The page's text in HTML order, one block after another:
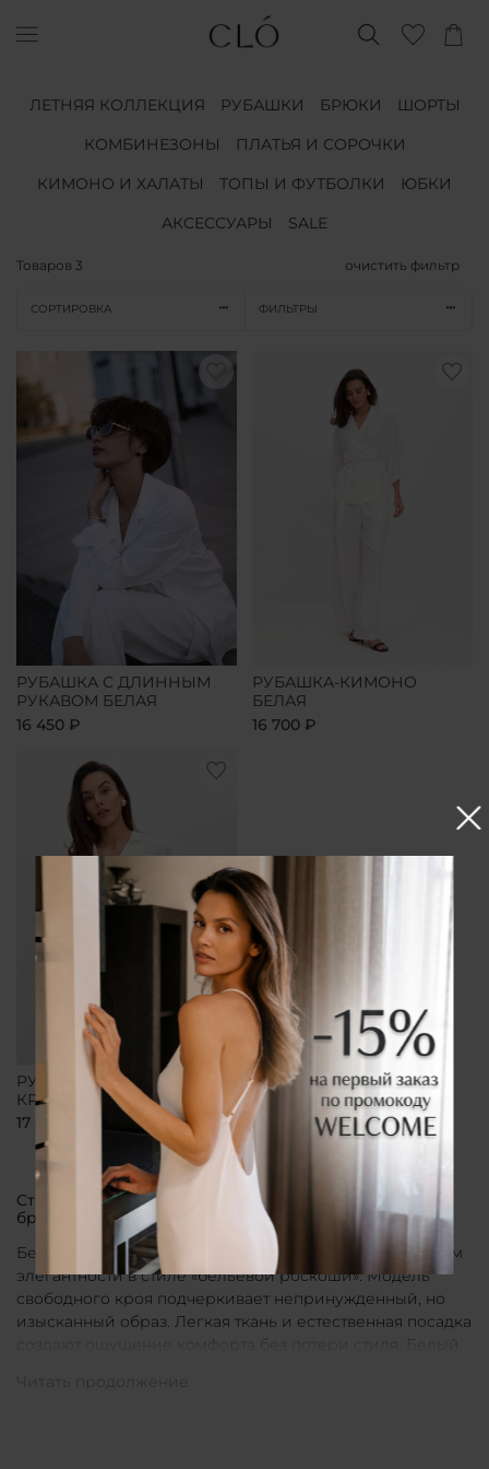
ЛЕТНЯЯ КОЛЛЕКЦИЯ РУБАШКИ БРЮКИ
ШОРТЫ
КОМБИНЕЗОНЫ
ПЛАТЬЯ И СОРОЧКИ
КИМОНО И ХАЛАТЫ
ТОПЫ И ФУТБОЛКИ
ЮБКИ
АКСЕССУАРЫ
SALE
Товаров 3 очистить фильтр
СОРТИРОВКА ФИЛЬТРЫ
РУБАШКА С ДЛИННЫМ
РУКАВОМ БЕЛАЯ
16 450 ₽
РУБАШКА-КИМОНО
БЕЛАЯ
16 700 ₽
РУБАШКА СВОБОДНОГО
КРОЯ БЕЛАЯ
17 800 ₽
Стильные рубашки в актуальном белом цвете от
бренда CLÓ
Белые рубашки от бренда CLÓ являются воплощением
элегантности в стиле «бельевой роскоши». Модель
свободного кроя подчеркивает непринужденный, но
изысканный образ. Легкая ткань и естественная посадка
создают ощущение комфорта без потери стиля. Белый